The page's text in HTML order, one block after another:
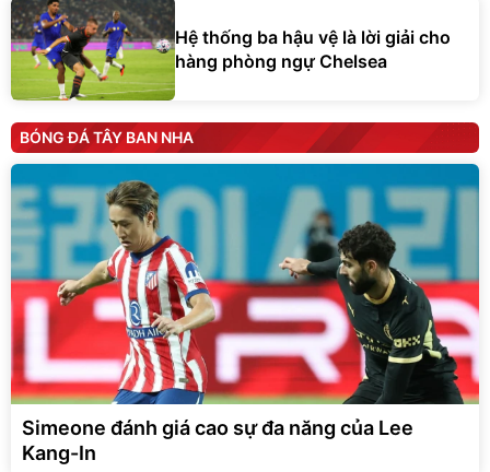
Hệ thống ba hậu vệ là lời giải cho
hàng phòng ngự Chelsea
BÓNG ĐÁ TÂY BAN NHA
Simeone đánh giá cao sự đa năng của Lee
Kang-In